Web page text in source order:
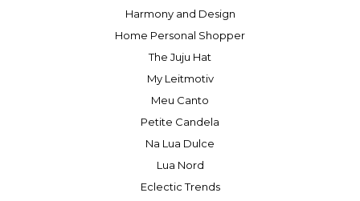
Harmony and Design
Home Personal Shopper
The Juju Hat
My Leitmotiv
Meu Canto
Petite Candela
Na Lua Dulce
Lua Nord
Eclectic Trends